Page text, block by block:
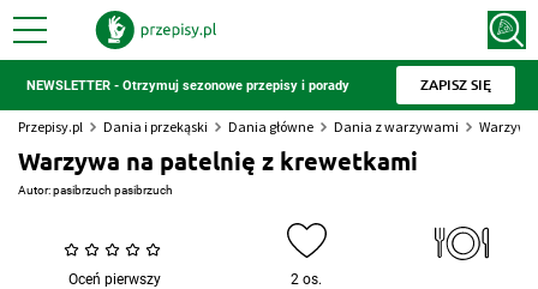
NEWSLETTER - Otrzymuj sezonowe przepisy i porady ZAPISZ SIĘ
Przepisy.pl Dania i przekąski Dania główne Dania z warzywami
Warzywa na patelnię z krewetkami
Autor:pasibrzuch pasibrzuch
Oceń pierwszy 2 os.